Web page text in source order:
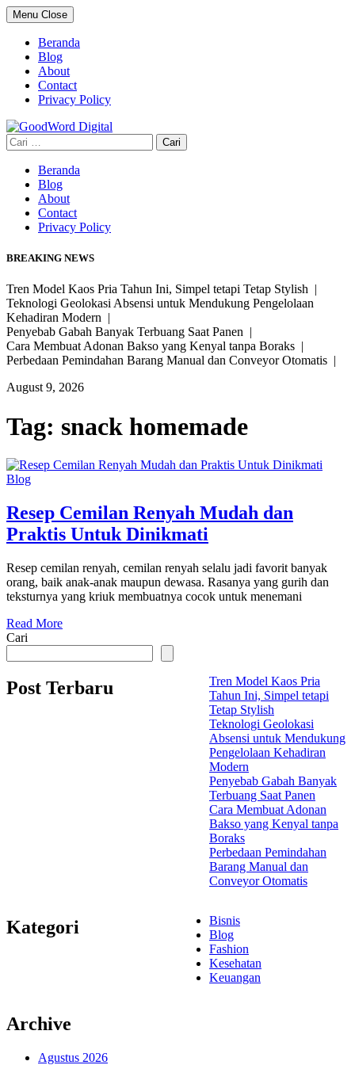
Skip
to
content
Menu Close
Beranda
Blog
About
Contact
Privacy Policy
Cari
untuk:
Beranda
Blog
About
Contact
Privacy Policy
BREAKING NEWS
Tren Model Kaos Pria Tahun Ini, Simpel tetapi Tetap Stylish |
Teknologi Geolokasi Absensi untuk Mendukung Pengelolaan
Kehadiran Modern |
Penyebab Gabah Banyak Terbuang Saat Panen |
Cara Membuat Adonan Bakso yang Kenyal tanpa Boraks |
Perbedaan Pemindahan Barang Manual dan Conveyor Otomatis |
August 9, 2026
Tag: snack homemade
Blog
Resep Cemilan Renyah Mudah dan
Praktis Untuk Dinikmati
Resep cemilan renyah, cemilan renyah selalu jadi favorit banyak
orang, baik anak-anak maupun dewasa. Rasanya yang gurih dan
teksturnya yang kriuk membuatnya cocok untuk menemani
Read More
Cari
Post Terbaru
Tren Model Kaos Pria
Tahun Ini, Simpel tetapi
Tetap Stylish
Teknologi Geolokasi
Absensi untuk Mendukung
Pengelolaan Kehadiran
Modern
Penyebab Gabah Banyak
Terbuang Saat Panen
Cara Membuat Adonan
Bakso yang Kenyal tanpa
Boraks
Perbedaan Pemindahan
Barang Manual dan
Conveyor Otomatis
Kategori
Bisnis
Blog
Fashion
Kesehatan
Keuangan
Archive
Agustus 2026